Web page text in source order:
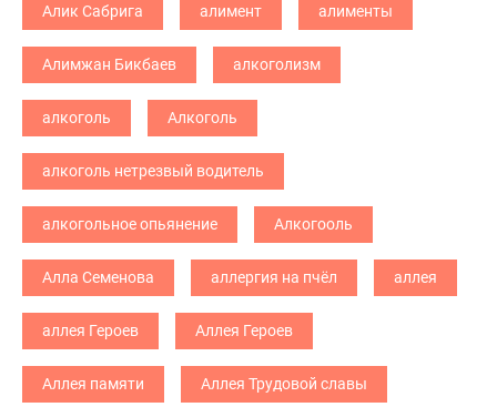
Алик Сабрига алимент алименты
Алимжан Бикбаев алкоголизм
алкоголь Алкоголь
алкоголь нетрезвый водитель
алкогольное опьянение Алкогооль
Алла Семенова аллергия на пчёл аллея
аллея Героев Аллея Героев
Аллея памяти Аллея Трудовой славы